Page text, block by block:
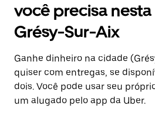
você precisa
Grésy-Sur-Aix
Ganhe dinheiro na cidade
quiser com entregas, se
dois. Você pode usar seu
um alugado pelo app da Uber.